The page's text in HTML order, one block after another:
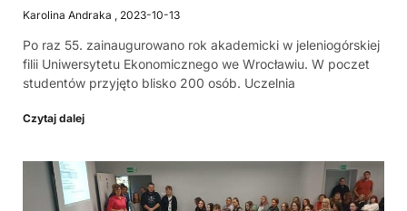
Karolina Andraka 2023-10-13
Po raz 55. zainaugurowano rok akademicki w jeleniogórskiej
filii Uniwersytetu Ekonomicznego we Wrocławiu. W poczet
studentów przyjęto blisko 200 osób. Uczelnia
Czytaj dalej